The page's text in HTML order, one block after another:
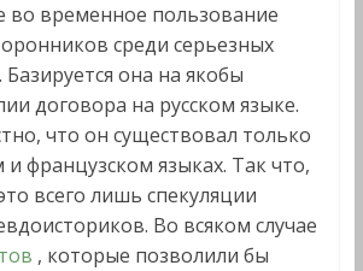
во временное пользование
среди серьезных
она на якобы
договора на русском языке.
что он существовал только
и французском языках. Так что,
всего лишь спекуляции
Во всяком случае
, которые позволили бы